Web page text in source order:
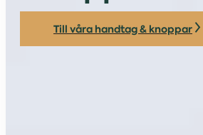
Till våra handtag & knoppar